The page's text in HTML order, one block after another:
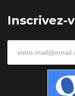
Inscrivez-